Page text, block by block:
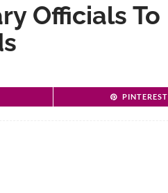
Officials To
PINTEREST